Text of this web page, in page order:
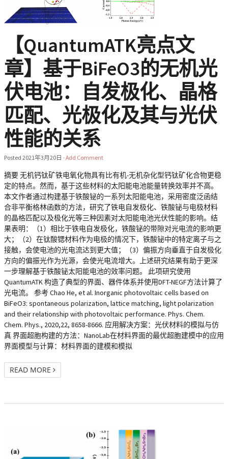
【QuantumATK亮点文
章】基于BiFeO3的无机光
伏电池：自发极化、晶格
匹配、光极化及其与光伏
性能的关系
Posted 2021年3月20日 · Add Comment
摘要 无机钙钛矿铁电氧化物具有比有机-无机杂化型钙钛矿化合物更稳
定的特点。然而，基于这些材料的太阳能电池能量转换效率并不高。
本文作者通过构建基于铁酸铋的一系列太阳能电池，采用密度泛函结
合非平衡格林函数的方法，研究了铁电自发极化、铁酸铋与电极材料
的晶格匹配以及极化光等三种因素对太阳能电池光伏性能的影响。结
果表明：（1）相比于铁电自发极化，铁酸铋的带隙对光电流的影响更
大；（2）在钛酸锶材料作为电极的情况下，铁酸铋中的特定离子与之
接触，会使电池的光电流达到更大值；（3）偏振方向垂直于自发极化
方向的偏振光作为光源，会使光电流增大。上述研究结果有助于更深
一步理解基于铁酸铋太阳能电池的效率问题。 此项研究使用
QuantumATK 构造了典型的界面、器件体系并使用DFT-NEGF方法计算了
光电流。 参考 Chao He, et al. Inorganic photovoltaic cells based on
BiFeO3: spontaneous polarization, lattice matching, light polarization
and their relationship with photovoltaic performance. Phys. Chem.
Chem. Phys., 2020,22, 8658-8666. 应用解决方案：光伏材料的模拟与仿
真 界面超胞构建的方法：NanoLab在材料界面的最优超胞建模中的应用
界面模型与计算：材料界面的建模和模拟
READ MORE